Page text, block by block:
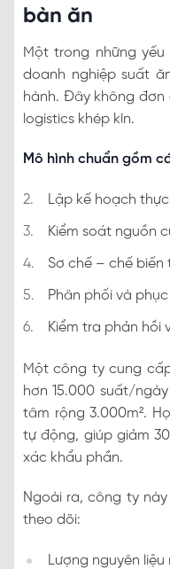
bàn ăn
Một trong những
doanh nghiệp suất
hành. Đây không
logistics khép kín.
Mô hình chuẩn gồm
Lập kế hoạch
Kiểm soát nguồn
Sơ chế – chế biến
Phân phối và phục
Kiểm tra phản hồi
Một công ty cung
hơn 15.000 suất/
tâm rộng 3.000m².
tự động, giúp giảm
xác khẩu phần.
Ngoài ra, công ty
theo dõi:
Lượng nguyên